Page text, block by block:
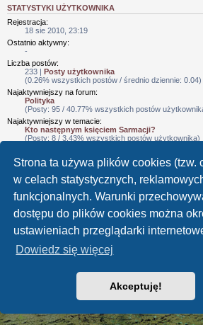
Strona ta używa plików cookies (tzw.
w celach statystycznych,
funkcjonalnych. Warunki
dostępu do plików cookies można
ustawieniach przeglądarki
Dowiedz się więcej
Akceptuję!
STATYSTYKI UŻYTKOWNIKA
Rejestracja:
18 sie 2010, 23:19
Ostatnio aktywny:
-
Liczba postów:
233 | Posty użytkownika
(0.26% wszystkich postów / średnio dziennie: 0.04)
Najaktywniejszy na forum:
Polityka
(Posty: 95 / 40.77% wszystkich postów
Najaktywniejszy w temacie:
Kto następnym księciem Sarmacji?
(Posty: 8 / 3.43% wszystkich postów użytkownika)
PODPIS
᚛ᚄᚔᚋᚑᚅ ᚋᚐᚉ ᚋᚓᚂᚉᚑᚏ᚜
http://elderland.dreamland.net.pl/serwis/
Zasady ochrony danych osobowych